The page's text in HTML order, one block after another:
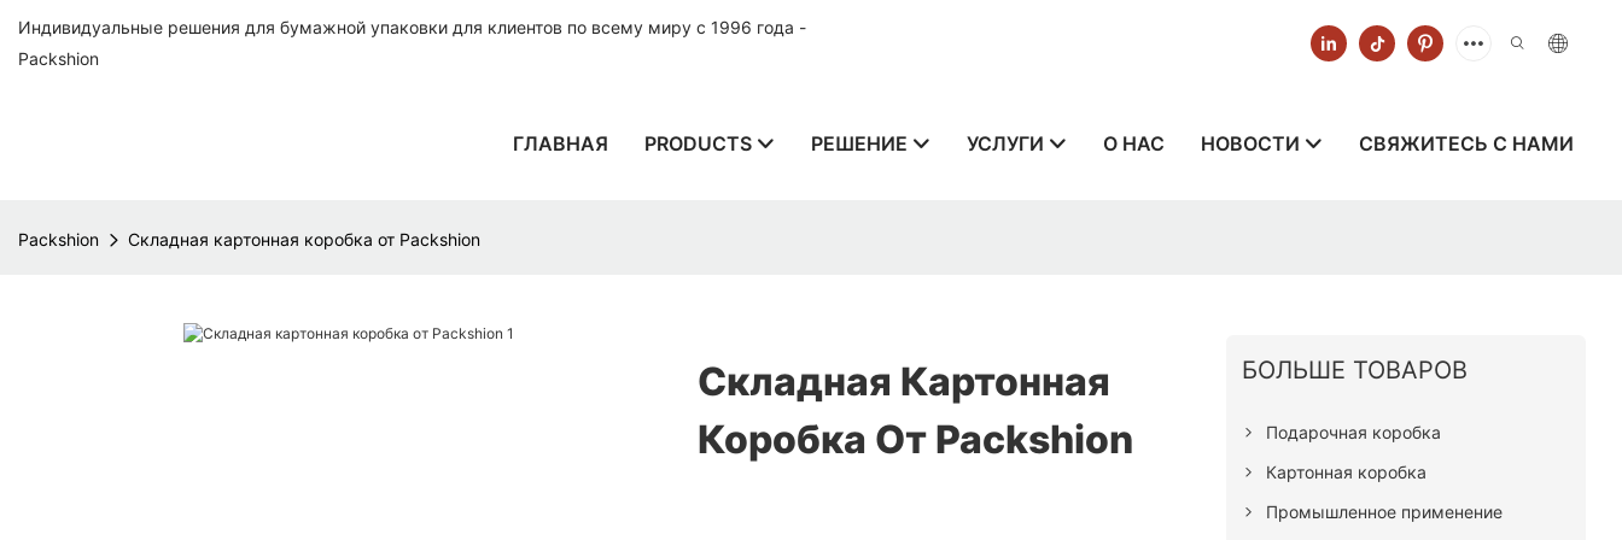
Индивидуальные решения для бумажной упаковки для клиентов по всему миру с 1996 года -
Packshion
ГЛАВНАЯ PRODUCTS РЕШЕНИЕ УСЛУГИ О НАС НОВОСТИ СВЯЖИТЕСЬ С НАМИ
Packshion Складная картонная коробка от Packshion
Складная Картонная
Коробка От Packshion
БОЛЬШЕ ТОВАРОВ
Подарочная коробка
Картонная коробка
Промышленное применение